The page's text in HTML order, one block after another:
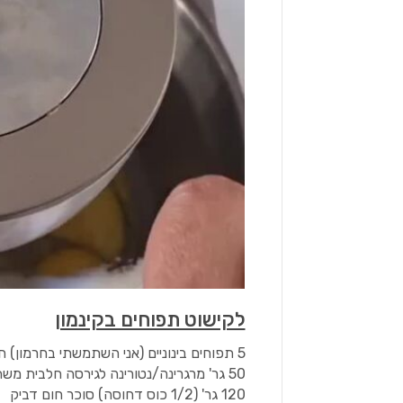
לקישוט תפוחים בקינמון
5 תפוחים בינוניים (אני השתמשתי בחרמון) חתוכים לפלחים ולא מקולפים
50 גר' מרגרינה/נטורינה לגירסה חלבית משתמשים בחמאה
120 גר' (1/2 כוס דחוסה) סוכר חום דביק